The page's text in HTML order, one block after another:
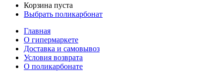
Корзина пуста
Выбрать поликарбонат
Главная
О гипермаркете
Доставка и самовывоз
Условия возврата
О поликарбонате